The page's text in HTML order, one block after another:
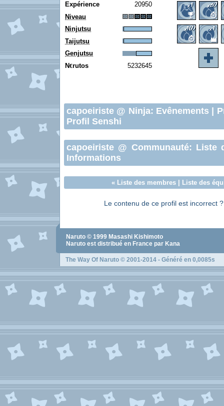
Expérience
20950
Niveau
Ninjutsu
Taijutsu
Genjutsu
N€rutos 5232645
capoeiriste @ Ninja: Evênements
Profil Senshi
capoeiriste @ Communauté: Liste
Informations
« Liste des membres| Liste des
Le contenu de ce profil est incorrect
Naruto © 1999 Masashi Kishimoto
Naruto est distribué en France par Kana
The Way Of Naruto © 2001-2014 - Généré en 0,0085s